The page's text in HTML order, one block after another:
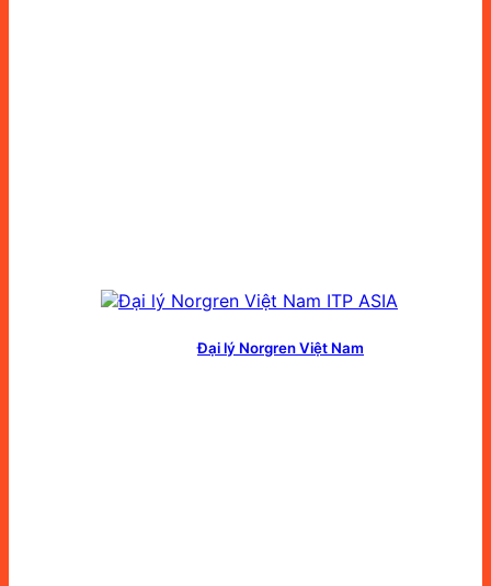
Đại lý Norgren Việt Nam